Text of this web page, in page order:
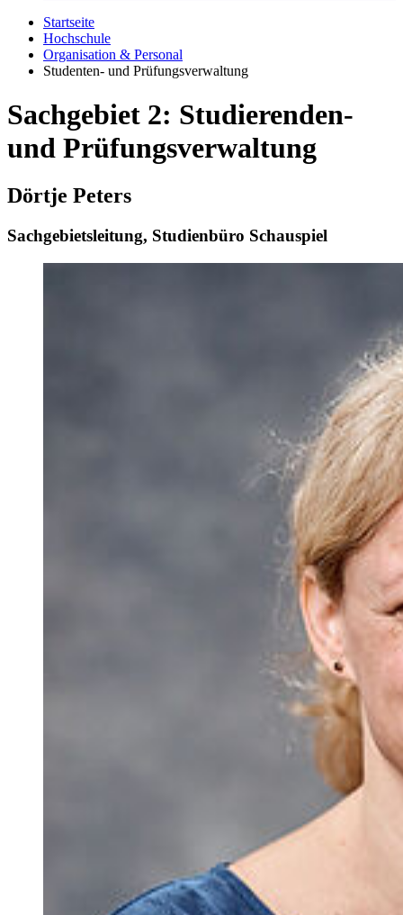
Startseite
Hochschule
Organisation & Personal
Studenten- und Prüfungsverwaltung
Sachgebiet 2: Studierenden-
und Prüfungsverwaltung
Dörtje Peters
Sachgebietsleitung, Studienbüro Schauspiel